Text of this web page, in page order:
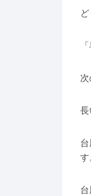
長
す